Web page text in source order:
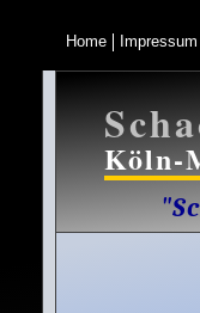
Home Impressum
Köln-